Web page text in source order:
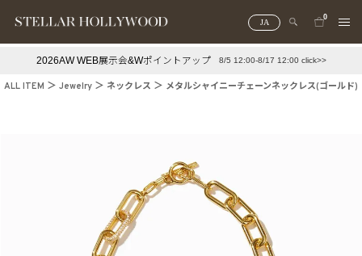
JA
0
2026AW WEB展示会&Wポイントアップ 8/5 12:00-8/17 12:00 click>>
ALL ITEM Jewelry ネックレス メタルシャイニーチェーンネックレス(ゴールド)